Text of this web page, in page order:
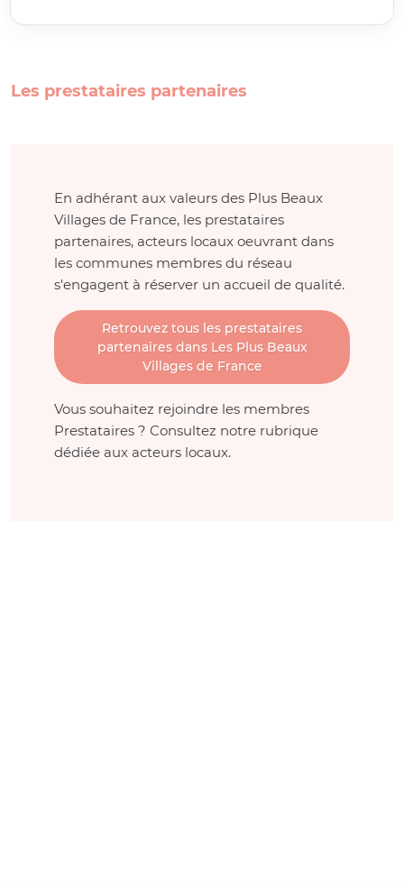
Les prestataires partenaires
En adhérant aux valeurs des Plus Beaux
Villages de France, les prestataires
partenaires, acteurs locaux oeuvrant dans
les communes membres du réseau
s'engagent à réserver un accueil de qualité.
Retrouvez tous les prestataires
partenaires dans Les Plus Beaux
Villages de France
Vous souhaitez rejoindre les membres
Prestataires ? Consultez notre rubrique
dédiée aux acteurs locaux.